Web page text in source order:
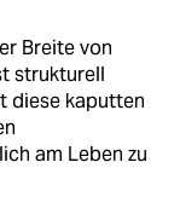
Breite von
strukturell
diese kaputten
am Leben zu